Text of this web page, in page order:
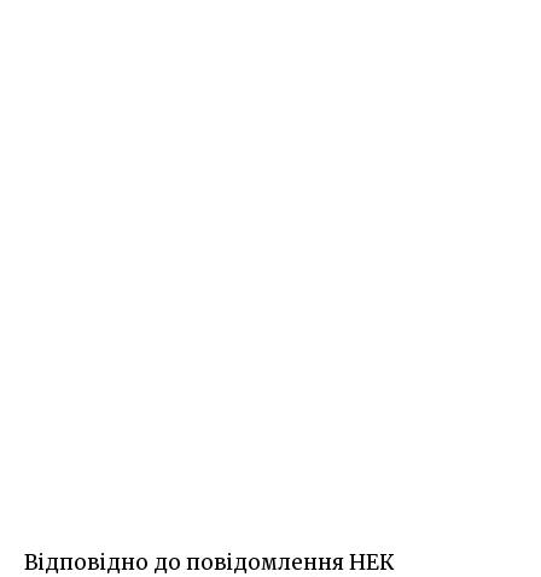
Відповідно до повідомлення НЕК